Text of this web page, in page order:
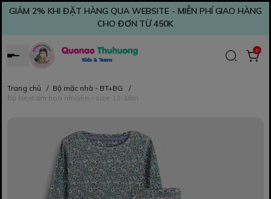
GIẢM 2% KHI ĐẶT HÀNG QUA WEBSITE - MIỄN PHÍ GIAO HÀNG
CHO ĐƠN TỪ 450K
0
Trang chủ / Bộ mặc nhà - BT+BG
/
Bộ Next tím hoa nhuyễn - size 12-18m